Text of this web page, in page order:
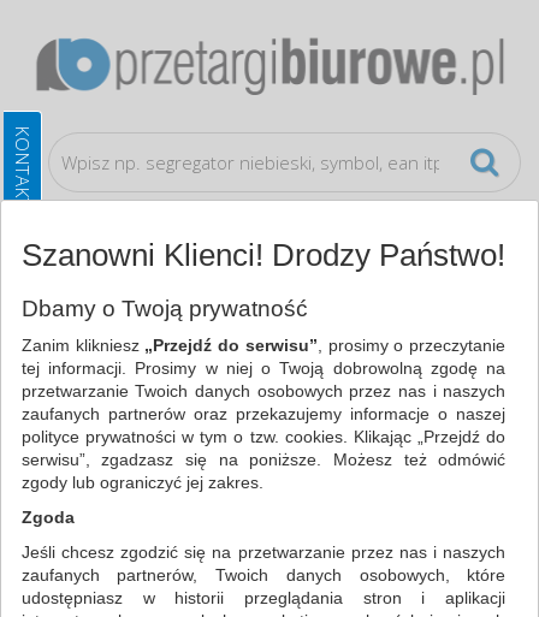
Bezpieczeństwo, higiena, wysyłka
WSZYSTKIE KATEGORIE
NAJCHĘTNIEJ WYBIERANE
FILTRY
WIĘCEJ
Zakres cenowy
MIN:
MAX:
Szanowni Klienci! Drodzy Państwo!
Dbamy o Twoją prywatność
Zanim klikniesz „Przejdź do serwisu” , prosimy o przeczytanie
tej informacji. Prosimy w niej o Twoją dobrowolną zgodę na
przetwarzanie Twoich danych osobowych przez nas i naszych
zaufanych partnerów oraz przekazujemy informacje o naszej
polityce prywatności w tym o tzw. cookies. Klikając „Przejdź do
serwisu”, zgadzasz się na poniższe. Możesz też odmówić
zgody lub ograniczyć jej zakres.
Zgoda
Jeśli chcesz zgodzić się na przetwarzanie przez nas i naszych
zaufanych partnerów, Twoich danych osobowych, które
udostępniasz w historii przeglądania stron i aplikacji